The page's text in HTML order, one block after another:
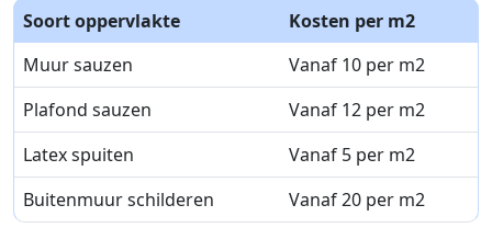
Soort oppervlakte
Kosten per m2
Muur sauzen
Vanaf 10 per m2
Plafond sauzen
Vanaf 12 per m2
Latex spuiten
Vanaf 5 per m2
Buitenmuur schilderen
Vanaf 20 per m2